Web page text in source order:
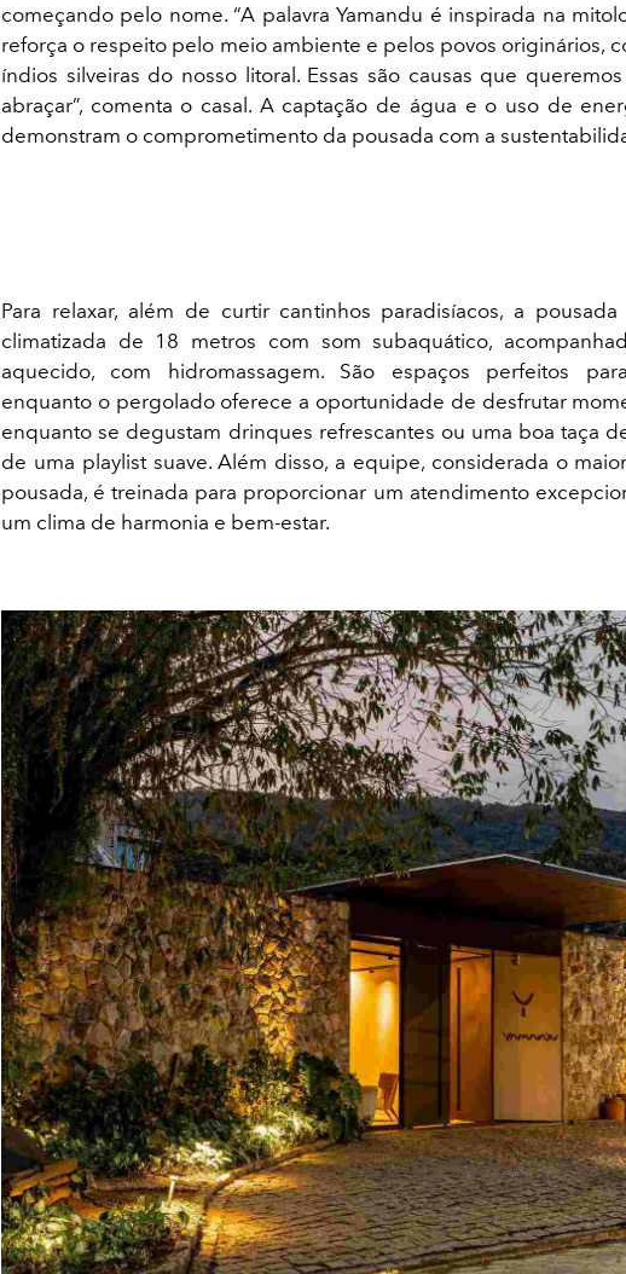
começando pelo nome. “A palavra Yamandu é inspirada na
reforça o respeito pelo meio ambiente e pelos povos originários,
índios silveiras do nosso litoral. Essas são causas que
abraçar”, comenta o casal. A captação de água e o uso de
demonstram o comprometimento da pousada com a
Para relaxar, além de curtir cantinhos paradisíacos, a
climatizada de 18 metros com som subaquático,
aquecido, com hidromassagem. São espaços perfeitos
enquanto o pergolado oferece a oportunidade de desfrutar
enquanto se degustam drinques refrescantes ou uma boa taça
de uma playlist suave. Além disso, a equipe, considerada o
pousada, é treinada para proporcionar um atendimento
um clima de harmonia e bem-estar.